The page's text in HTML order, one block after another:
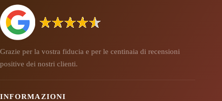
Grazie per la vostra fiducia e per le centinaia di recensioni
positive dei nostri clienti.
INFORMAZIONI